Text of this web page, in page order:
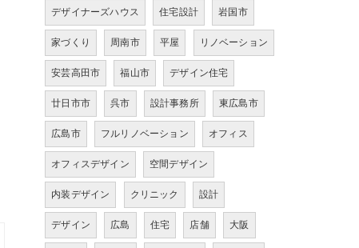
デザイナーズハウス 住宅設計 岩国市
家づくり 周南市 平屋 リノベーション
安芸高田市 福山市 デザイン住宅
廿日市市 呉市 設計事務所 東広島市
広島市 フルリノベーション オフィス
オフィスデザイン 空間デザイン
内装デザイン クリニック 設計
デザイン 広島 住宅 店舗 大阪